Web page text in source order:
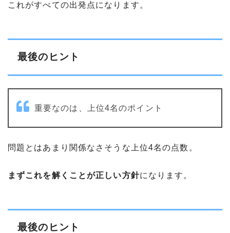
これがすべての出発点になります。
最後のヒント
重要なのは、上位4名のポイント
問題とはあまり関係なさそうな上位4名の点数。
まずこれを解くことが正しい方針になります。
最後のヒント